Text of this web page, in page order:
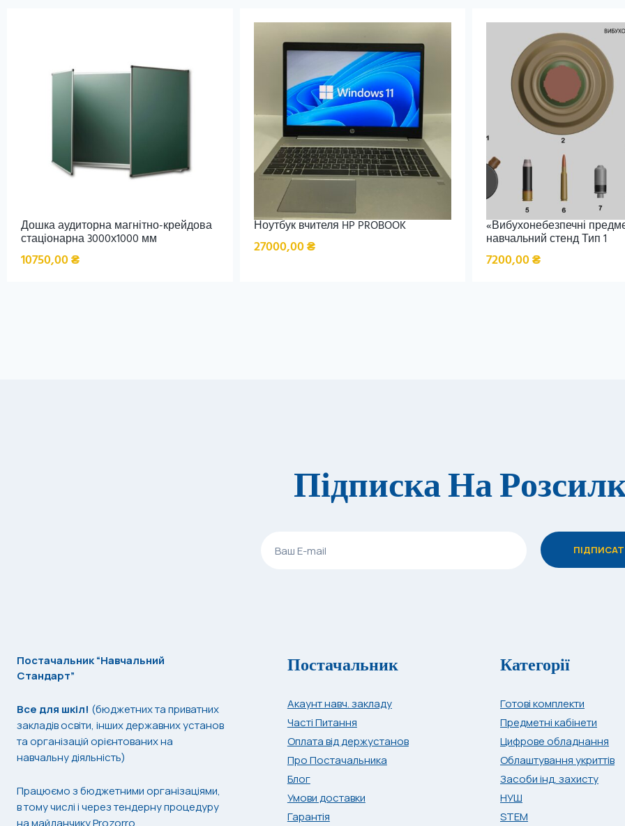
Дошка аудиторна магнітно-крейдова
стаціонарна 3000х1000 мм
10750,00₴
Ноутбук вчителя HP PROBOOK
27000,00₴
«Вибухонебезпечні
навчальний стенд Тип 1
7200,00₴
Підписка На
Постачальник “Навчальний
Стандарт”
Все для шкіл! (бюджетних та приватних
закладів освіти, інших державних установ
та організацій орієнтованих на
навчальну діяльність)
Працюємо з бюджетними організаціями,
в тому числі і через тендерну процедуру
на майданчику Prozorro.
Постачальник
Акаунт навч. закладу
Часті Питання
Оплата від держустанов
Про Постачальника
Блог
Умови доставки
Гарантія
Категорії
Готові комплекти
Предметні кабінети
Цифрове обладнання
Облаштування укриттів
Засоби інд. захисту
НУШ
STEM